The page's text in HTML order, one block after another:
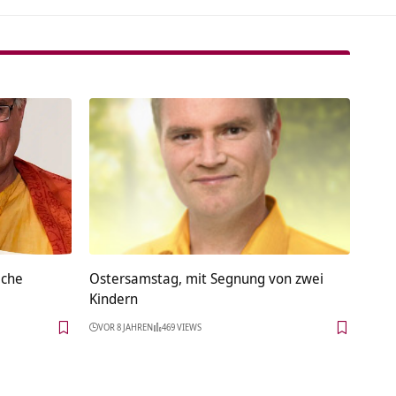
Ostersamstag, mit Segnung von zwei
Kindern
VOR 8 JAHREN 469 VIEWS